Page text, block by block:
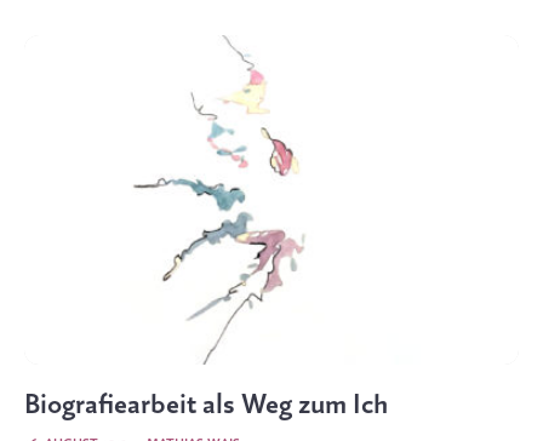
Biografie­arbeit als Weg zum Ich